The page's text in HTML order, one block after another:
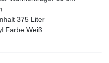
375 Liter
Farbe Weiß